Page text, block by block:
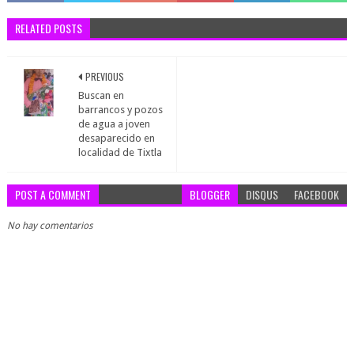
RELATED POSTS
PREVIOUS
Buscan en
barrancos y pozos
de agua a joven
desaparecido en
localidad de Tixtla
POST A COMMENT BLOGGER DISQUS FACEBOOK
No hay comentarios